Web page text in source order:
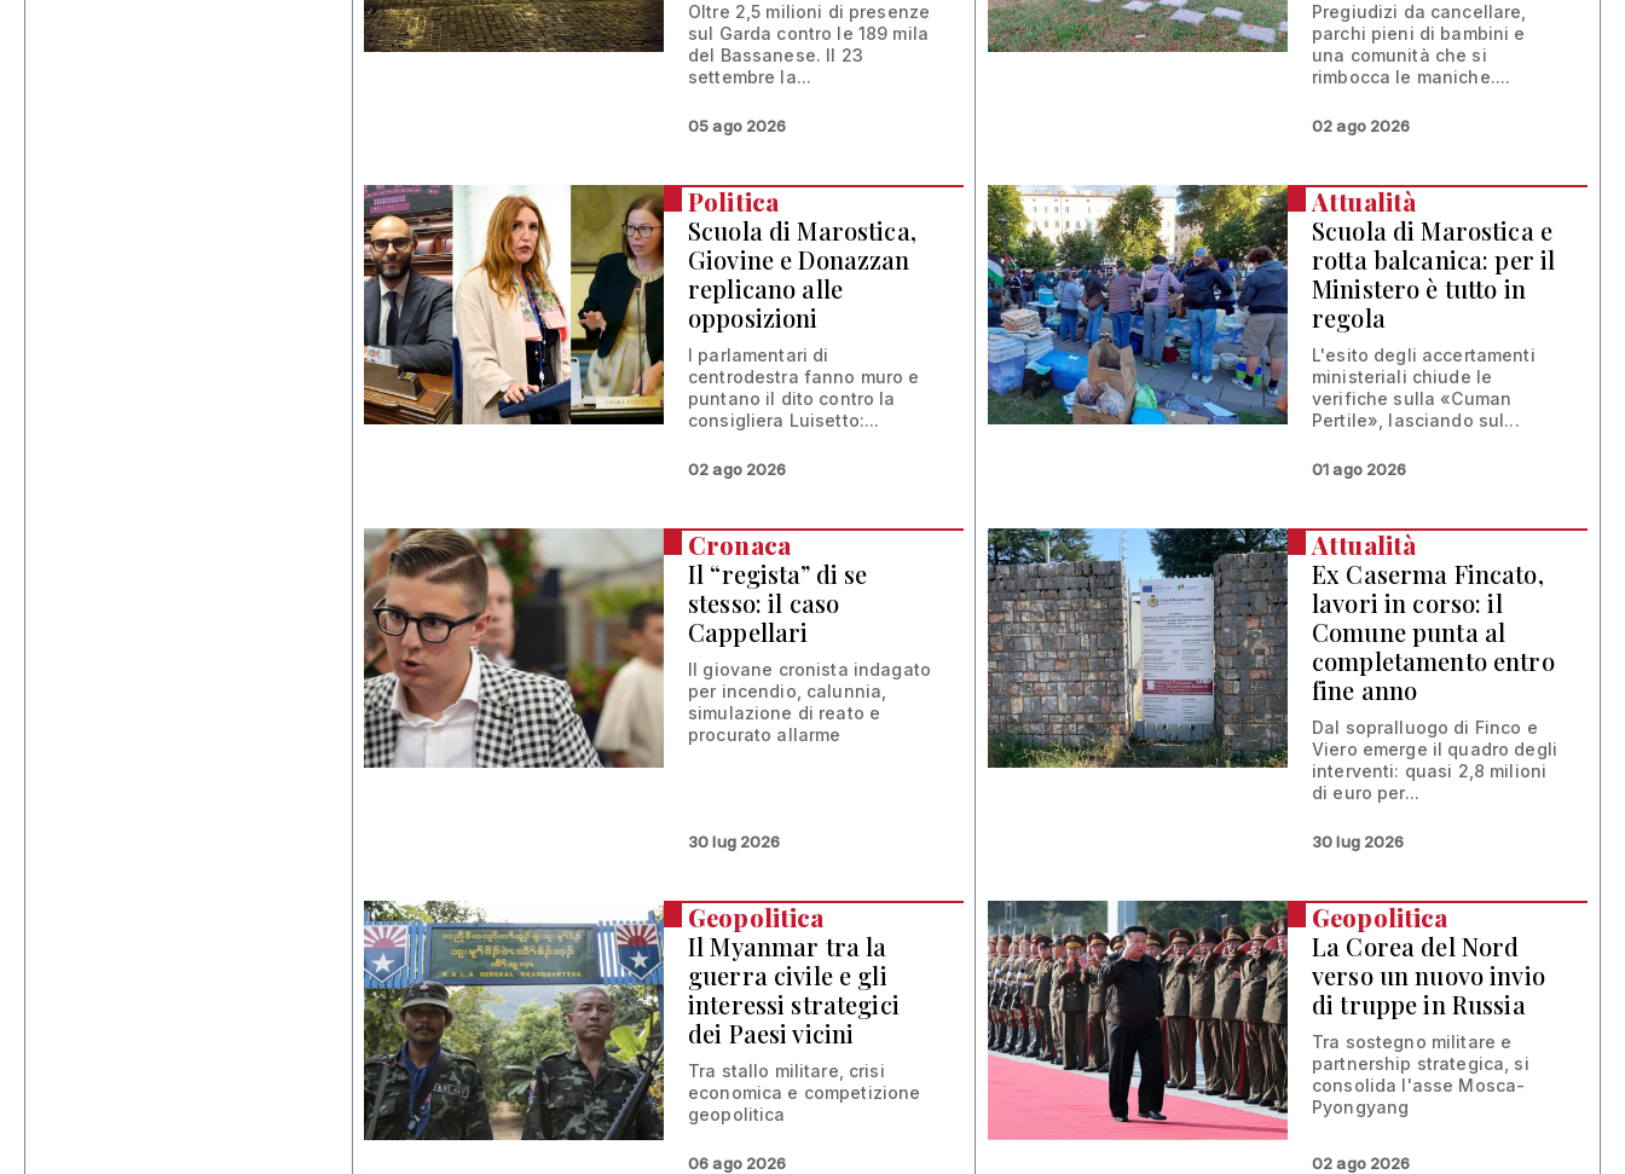
Oltre 2,5 milioni di presenze
sul Garda contro le 189 mila
del Bassanese. Il 23
settembre la...
05 ago 2026
Pregiudizi da cancellare,
parchi pieni di bambini e
una comunità che si
rimbocca le maniche....
02 ago 2026
Politica
Scuola di Marostica,
Giovine e Donazzan
replicano alle
opposizioni
I parlamentari di
centrodestra fanno muro e
puntano il dito contro la
consigliera Luisetto:...
02 ago 2026
Attualità
Scuola di Marostica e
rotta balcanica: per il
Ministero è tutto in
regola
L'esito degli accertamenti
ministeriali chiude le
verifiche sulla «Cuman
Pertile», lasciando sul...
01 ago 2026
Cronaca
Il “regista” di se
stesso: il caso
Cappellari
Il giovane cronista indagato
per incendio, calunnia,
simulazione di reato e
procurato allarme
30 lug 2026
Attualità
Ex Caserma Fincato,
lavori in corso: il
Comune punta al
completamento entro
fine anno
Dal sopralluogo di Finco e
Viero emerge il quadro degli
interventi: quasi 2,8 milioni
di euro per...
30 lug 2026
Geopolitica
Il Myanmar tra la
guerra civile e gli
interessi strategici
dei Paesi vicini
Tra stallo militare, crisi
economica e competizione
geopolitica
06 ago 2026
Geopolitica
La Corea del Nord
verso un nuovo invio
di truppe in Russia
Tra sostegno militare e
partnership strategica, si
consolida l'asse Mosca-
Pyongyang
02 ago 2026